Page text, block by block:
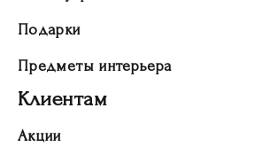
Подарки
Предметы интерьера
Клиентам
Акции